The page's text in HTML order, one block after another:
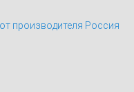
производителя Россия